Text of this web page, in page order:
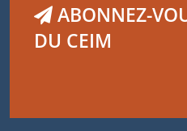
ABONNEZ-
DU CEIM